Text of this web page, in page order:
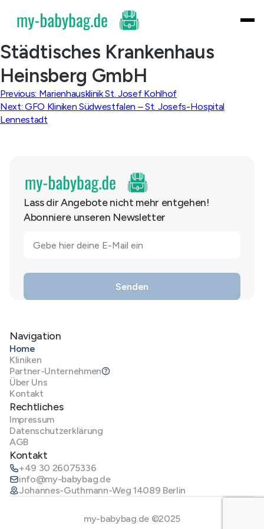
content
Städtisches Krankenhaus
Heinsberg GmbH
Beitragsnavigation
Previous: Marienhausklinik St. Josef Kohlhof
Next: GFO Kliniken Südwestfalen – St. Josefs-Hospital
Lennestadt
Lass dir Angebote nicht mehr entgehen!
Abonniere unseren Newsletter
Navigation
Home
Kliniken
Partner-Unternehmen
Über Uns
Kontakt
Rechtliches
Impressum
Datenschutzerklärung
AGB
Kontakt
+49 30 26075336
info@my-babybag.de
Johannes-Guthmann-Weg 14089 Berlin
my-babybag.de ©2025